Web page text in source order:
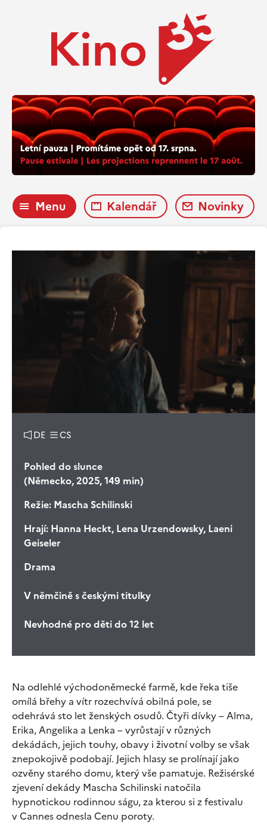
Menu Kalendář Novinky
DE CS
Pohled do slunce
(Německo, 2025, 149 min)
Režie: Mascha Schilinski
Hrají: Hanna Heckt, Lena Urzendowsky, Laeni
Geiseler
Drama
V němčině s českými titulky
Nevhodné pro děti do 12 let
Na odlehlé východoněmecké farmě, kde řeka tiše
omílá břehy a vítr rozechvívá obilná pole, se
odehrává sto let ženských osudů. Čtyři dívky – Alma,
Erika, Angelika a Lenka – vyrůstají v různých
dekádách, jejich touhy, obavy i životní volby se však
znepokojivě podobají. Jejich hlasy se prolínají jako
ozvěny starého domu, který vše pamatuje. Režisérské
zjevení dekády Mascha Schilinski natočila
hypnotickou rodinnou ságu, za kterou si z festivalu
v Cannes odnesla Cenu poroty.